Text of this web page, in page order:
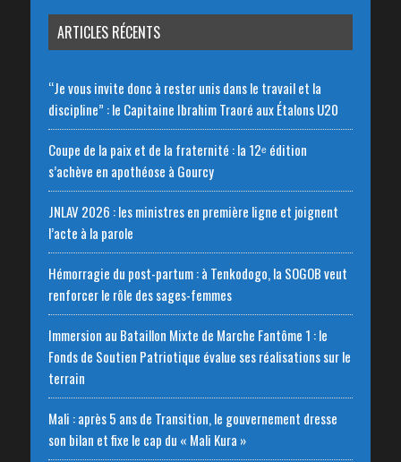
ARTICLES RÉCENTS
“Je vous invite donc à rester unis dans le travail et la
discipline” : le Capitaine Ibrahim Traoré aux Étalons U20
Coupe de la paix et de la fraternité : la 12ᵉ édition
s’achève en apothéose à Gourcy
JNLAV 2026 : les ministres en première ligne et joignent
l’acte à la parole
Hémorragie du post-partum : à Tenkodogo, la SOGOB veut
renforcer le rôle des sages-femmes
Immersion au Bataillon Mixte de Marche Fantôme 1 : le
Fonds de Soutien Patriotique évalue ses réalisations sur le
terrain
Mali : après 5 ans de Transition, le gouvernement dresse
son bilan et fixe le cap du « Mali Kura »